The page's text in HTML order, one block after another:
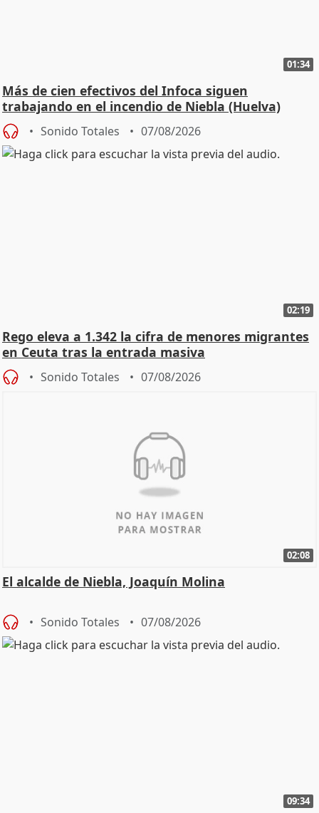
01:34
Más de cien efectivos del Infoca siguen
trabajando en el incendio de Niebla (Huelva)
Sonido Totales 07/08/2026
02:19
Rego eleva a 1.342 la cifra de menores migrantes
en Ceuta tras la entrada masiva
Sonido Totales 07/08/2026
02:08
El alcalde de Niebla, Joaquín Molina
Sonido Totales 07/08/2026
09:34